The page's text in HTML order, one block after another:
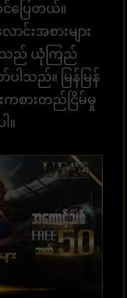
င်ပြေတယ်။
းအစားများ
တို့သည် ယုံကြည်
ါသည်။ မြန်မြန်
ကစားတည်ငြိမ်မှု
။